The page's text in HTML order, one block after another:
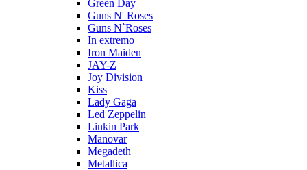
Green Day
Guns N' Roses
Guns N`Roses
In extremo
Iron Maiden
JAY-Z
Joy Division
Kiss
Lady Gaga
Led Zeppelin
Linkin Park
Manovar
Megadeth
Metallica